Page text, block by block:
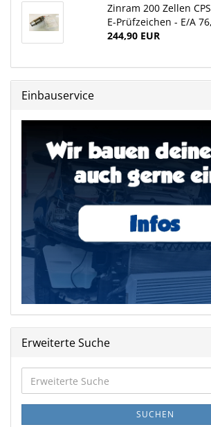
Zinram 200 Zellen
E-Prüfzeichen - E/A
244,90 EUR
Einbauservice
Erweiterte Suche
Suche
SUCHEN